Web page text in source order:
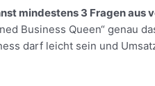
mindestens 3 Fragen
Business Queen“ genau
darf leicht sein und